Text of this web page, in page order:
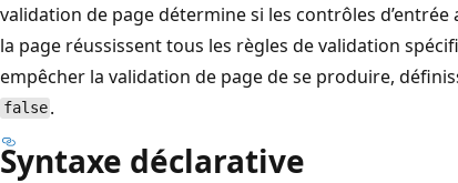
validation de page détermine si les contrôles
la page réussissent tous les règles de validation
empêcher la validation de page de se produire,
false .
Syntaxe déclarative